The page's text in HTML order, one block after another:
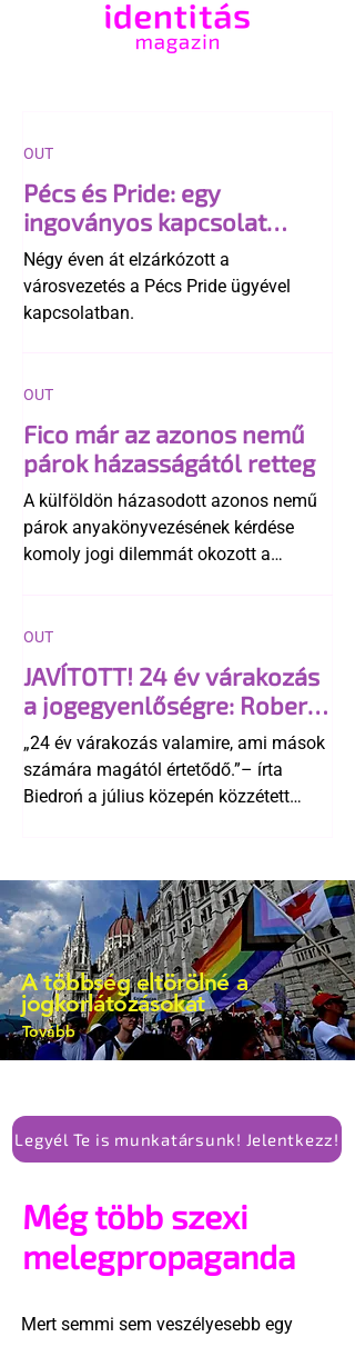
Pécs és Pride: egy
ingoványos kapcsolat
története
Négy éven át elzárkózott a
városvezetés a Pécs Pride ügyével
kapcsolatban.
OUT
Fico már az azonos nemű
párok házasságától retteg
A külföldön házasodott azonos nemű
párok anyakönyvezésének kérdése
komoly jogi dilemmát okozott a
egyértelműen tiltja a házasságuk
elismerését. Közben az ellenzéken belül
is vita robbant ki arról, hogy vissza
kellene-e vonni a kormány konzervatív
alkotmánymódosítását
OUT
JAVÍTOTT! 24 év várakozás
a jogegyenlőségre: Robert
Biedroń megindító üzenete
a lengyel bejegyzett
élettársi kapcsolatokért
„24 év várakozás valamire, ami mások
számára magától értetődő.”– írta
Biedroń a július közepén közzétett
OUT
A többség eltörölné a
jogkorlátozásokat
Tovább
Legyél Te is munkatársunk! Jelentkezz!
Még több szexi
melegpropaganda
Mert semmi sem veszélyesebb egy